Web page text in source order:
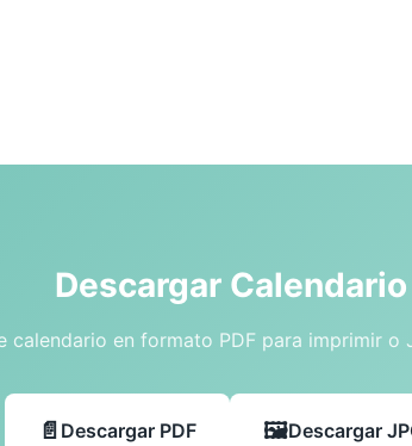
Descargar Calendario
calendario en formato PDF para imprimir o
Descargar PDF Descargar